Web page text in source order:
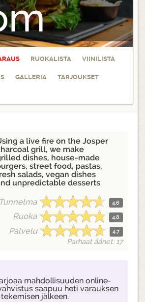
RUOKALISTA VIINILISTA
GALLERIA TARJOUKSET
a live fire on the Josper
grill, we make
dishes, house-made
street food, pastas,
salads, vegan dishes
unpredictable desserts
Tunnelma 4.6
Ruoka 4.8
Palvelu 4.7
Parhaat äänet: 17
mahdollisuuden online-
saapuu heti varauksen
tekemisen jälkeen.